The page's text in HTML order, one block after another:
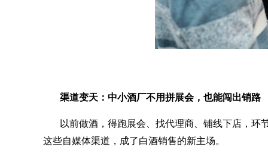
渠道变天：中小酒厂不用拼展会，也能闯出销路
以前做酒，得跑展会、找代理商、铺线下店，
这些自媒体渠道，成了白酒销售的新主场。